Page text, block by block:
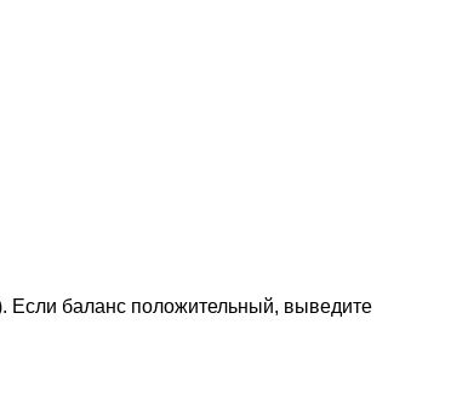
Если баланс положительный, выведите